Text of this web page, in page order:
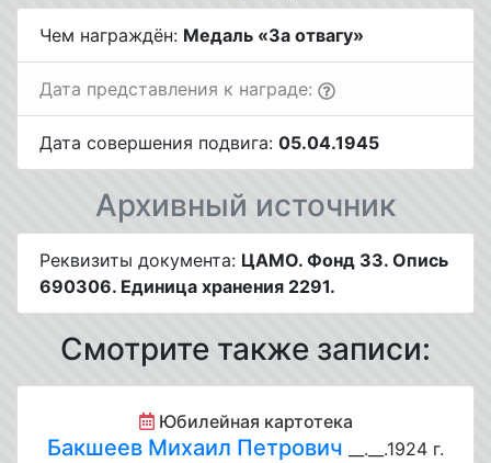
Чем награждён: Медаль «За отвагу»
Дата представления к награде:
Дата совершения подвига: 05.04.1945
Архивный источник
Реквизиты документа: ЦАМО. Фонд 33. Опись
690306. Единица хранения 2291.
Смотрите также записи:
Юбилейная картотека
Бакшеев Михаил Петрович __.__.1924 г.